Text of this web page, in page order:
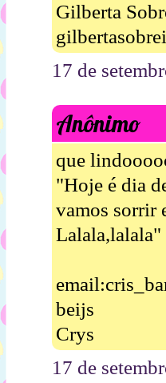
Gilberta
17 de
Anônimo
que
"Hoje é dia
vamos sorrir
Lalala,lalala"
beijs
Crys
17 de